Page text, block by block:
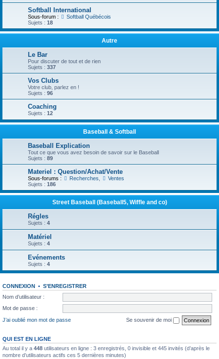
Softball International
Sous-forum :
Softball Québécois
Sujets : 18
Autre
Le Bar
Pour discuter de tout et de rien
Sujets : 337
Vos Clubs
Votre club, parlez en !
Sujets : 96
Coaching
Sujets : 12
Baseball & Softball
Baseball Explication
Tout ce que vous avez besoin de savoir sur le Baseball
Sujets : 89
Materiel : Question/Achat/Vente
Sous-forums : Recherches
Ventes
Sujets : 186
Street Baseball (Baseball5, Wiffle and co)
Régles
Sujets : 4
Matériel
Sujets : 4
Evénements
Sujets : 4
CONNEXION • S’ENREGISTRER
Nom d’utilisateur :
Mot de passe :
J’ai oublié mon mot de passe
Se souvenir de moi
QUI EST EN LIGNE
Au total il y a 448 utilisateurs en ligne : 3 enregistrés, 0 invisible et 445 invités (d’après le
nombre d’utilisateurs actifs ces 5 dernières minutes)